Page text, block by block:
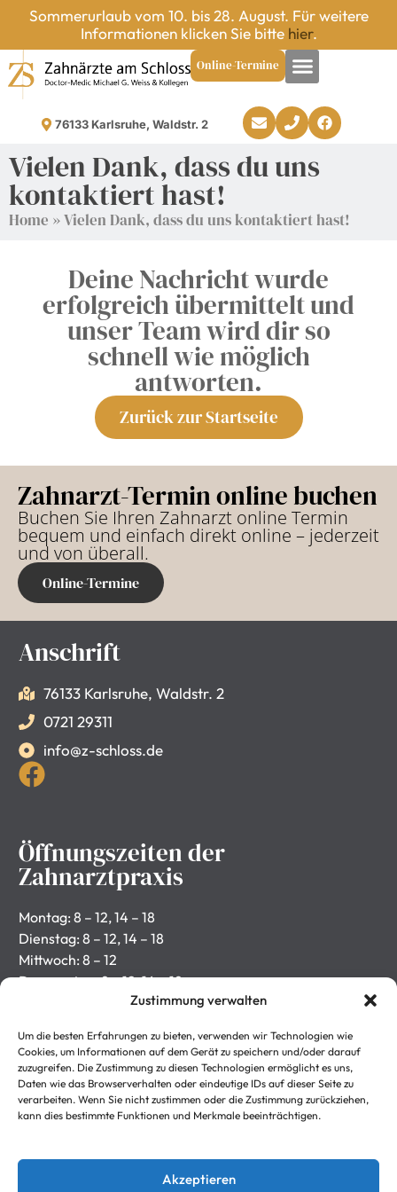
Zustimmung verwalten
Um die besten Erfahrungen zu bieten, verwenden wir Technologien wie
Cookies, um Informationen auf dem Gerät zu speichern und/oder darauf
zuzugreifen. Die Zustimmung zu diesen Technologien ermöglicht es uns,
Daten wie das Browserverhalten oder eindeutige IDs auf dieser Seite zu
verarbeiten. Wenn Sie nicht zustimmen oder die Zustimmung zurückziehen,
kann dies bestimmte Funktionen und Merkmale beeinträchtigen.
Akzeptieren
Sommerurlaub vom 10. bis 28. August. Für weitere
Informationen klicken Sie bitte hier.
Online-Termine
76133 Karlsruhe, Waldstr. 2
Vielen Dank, dass du uns
kontaktiert hast!
Home »Vielen Dank, dass du uns kontaktiert hast!
Deine Nachricht wurde
erfolgreich übermittelt und
unser Team wird dir so
schnell wie möglich
antworten.
Zurück zur Startseite
Zahnarzt-Termin online buchen
Buchen Sie Ihren Zahnarzt online Termin
bequem und einfach direkt online – jederzeit
und von überall.
Online-Termine
Anschrift
76133 Karlsruhe, Waldstr. 2
0721 29311
info@z-schloss.de
Öffnungszeiten der
Zahnarztpraxis
Montag: 8 – 12, 14 – 18
Dienstag: 8 – 12, 14 – 18
Mittwoch: 8 – 12
Donnerstag: 8 – 12, 14 – 18
Rechtliches
Impressum
Datenschutzerklärung
Kontakt